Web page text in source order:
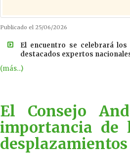
Publicado el 25/06/2026
El encuentro se celebrará
destacados expertos
(más…)
El Consejo
importancia de